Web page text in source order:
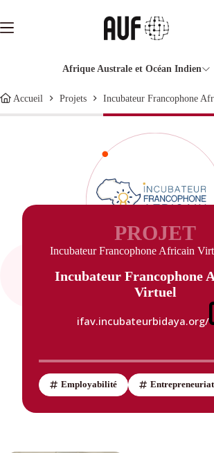
contenu
Afrique Australe et Océan Indien
Accueil Projets
PROJET
Incubateur Francophone Africain
Incubateur Francophone
Virtuel
ifav.incubateurbidaya.org/
Employabilité Entrepreneuriat